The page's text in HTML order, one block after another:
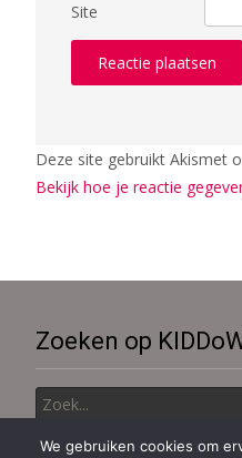
Site
Deze site gebruikt Akismet
Bekijk hoe je reactie
Zoeken op
Zoek
naar:
We gebruiken cookies om